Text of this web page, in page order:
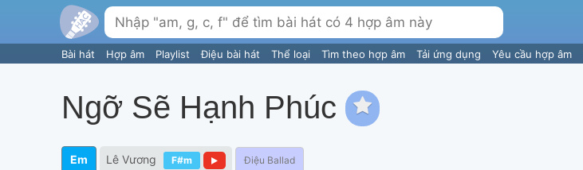
Bài hát Hợp âm Playlist Điệu bài hát Thể loại Tìm theo hợp âm Tải ứng dụng Yêu cầu hợp âm
Ngỡ Sẽ Hạnh Phúc
Em Lê Vương F#m Điệu Ballad